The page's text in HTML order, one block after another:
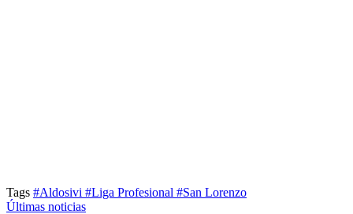
Tags #Aldosivi #Liga Profesional #San Lorenzo
Últimas noticias